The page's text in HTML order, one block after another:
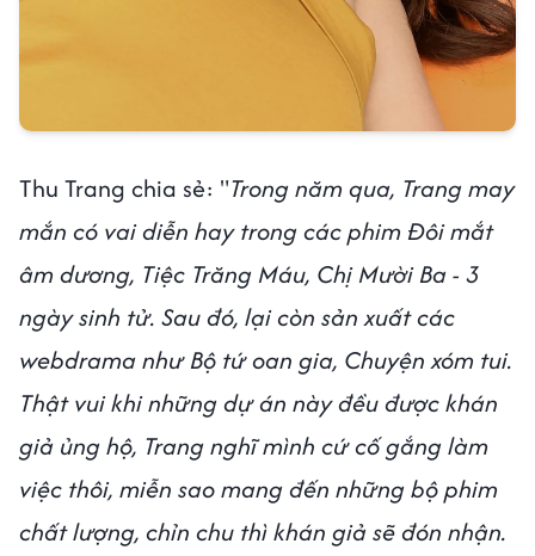
Thu Trang chia sẻ: "Trong năm qua, Trang may
mắn có vai diễn hay trong các phim Đôi mắt
âm dương, Tiệc Trăng Máu, Chị Mười Ba - 3
ngày sinh tử. Sau đó, lại còn sản xuất các
webdrama như Bộ tứ oan gia, Chuyện xóm tui.
Thật vui khi những dự án này đều được khán
giả ủng hộ, Trang nghĩ mình cứ cố gắng làm
việc thôi, miễn sao mang đến những bộ phim
chất lượng, chỉn chu thì khán giả sẽ đón nhận.